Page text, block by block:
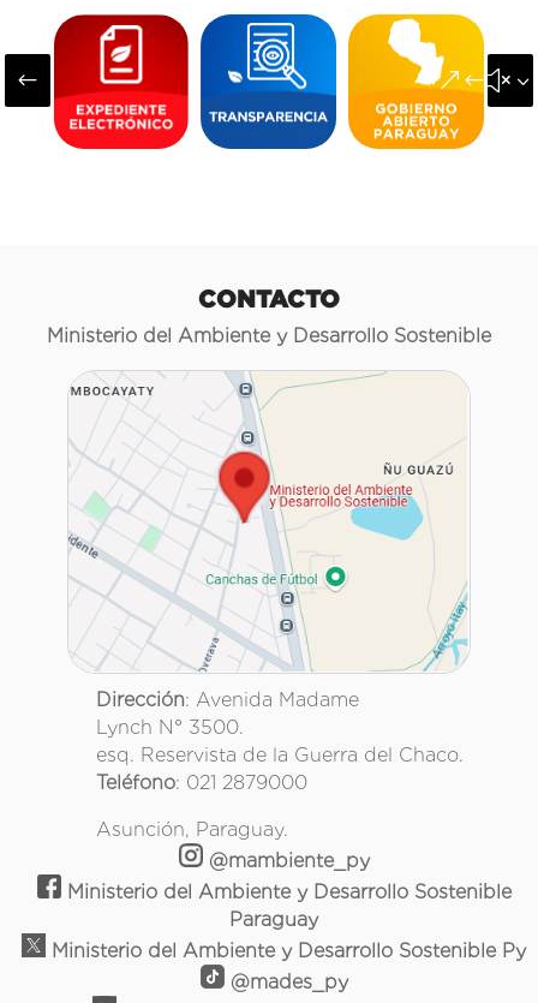
#
CONTACTO
Ministerio del Ambiente y Desarrollo Sostenible
Dirección: Avenida Madame
Lynch N° 3500.
esq. Reservista de la Guerra del Chaco.
Teléfono: 021 2879000
Asunción, Paraguay.
@mambiente_py
Ministerio del Ambiente y Desarrollo Sostenible
Paraguay
Ministerio del Ambiente y Desarrollo Sostenible Py
@mades_py